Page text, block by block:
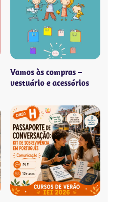
Vamos às compras –
vestuário e acessórios